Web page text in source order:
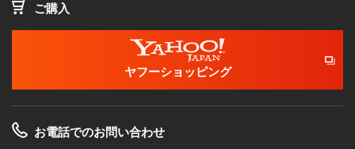
ご購入
ヤフーショッピング
お電話でのお問い合わせ